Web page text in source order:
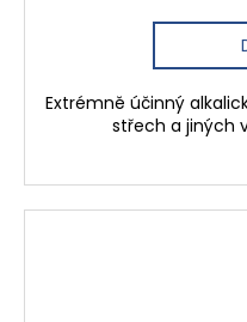
Extrémně účinný
střech a jiných